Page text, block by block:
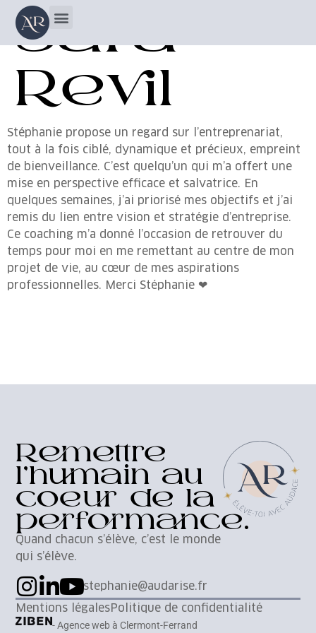
Sara
Revil
Stéphanie propose un regard sur l’entreprenariat,
tout à la fois ciblé, dynamique et précieux, empreint
de bienveillance. C’est quelqu’un qui m’a offert une
mise en perspective efficace et salvatrice. En
quelques semaines, j’ai priorisé mes objectifs et j’ai
remis du lien entre vision et stratégie d’entreprise.
Ce coaching m’a donné l’occasion de retrouver du
temps pour moi en me remettant au centre de mon
projet de vie, au cœur de mes aspirations
professionnelles. Merci Stéphanie ❤
Remettre
l’humain au
coeur de la
performance.
Quand chacun s’élève, c’est le monde
qui s’élève.
stephanie@audarise.fr
Mentions légalesPolitique de confidentialité
- Agence web à Clermont-Ferrand